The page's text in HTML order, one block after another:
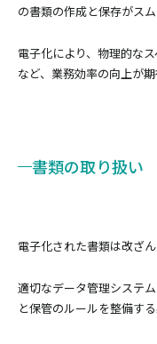
の書類の作成と保存がスム
電子化により、物理的な
など、業務効率の向上が期
書類の取り扱い
電子化された書類は改ざ
適切なデータ管理システ
と保管のルールを整備する